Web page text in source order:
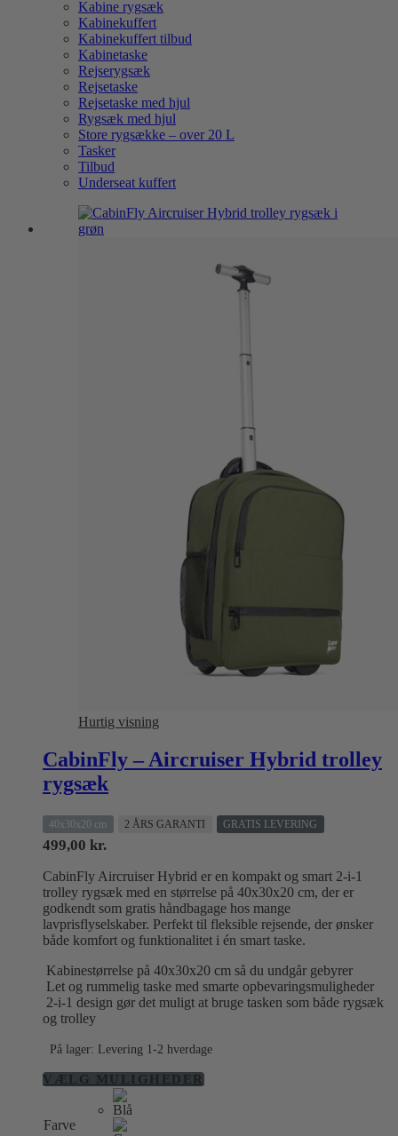
Kabine rygsæk
Kabinekuffert
Kabinekuffert tilbud
Kabinetaske
Rejserygsæk
Rejsetaske
Rejsetaske med hjul
Rygsæk med hjul
Store rygsække – over 20 L
Tasker
Tilbud
Underseat kuffert
Hurtig visning
CabinFly – Aircruiser Hybrid trolley
rygsæk
40x30x20 cm 2 ÅRS GARANTI GRATIS LEVERING
499,00 kr.
CabinFly Aircruiser Hybrid er en kompakt og smart 2-i-1
trolley rygsæk med en størrelse på 40x30x20 cm, der er
godkendt som gratis håndbagage hos mange
lavprisflyselskaber. Perfekt til fleksible rejsende, der ønsker
både komfort og funktionalitet i én smart taske.
Kabinestørrelse på 40x30x20 cm så du undgår gebyrer
Let og rummelig taske med smarte opbevaringsmuligheder
2-i-1 design gør det muligt at bruge tasken som både rygsæk
og trolley
På lager: Levering 1-2 hverdage
VÆLG MULIGHEDERDette
Farve